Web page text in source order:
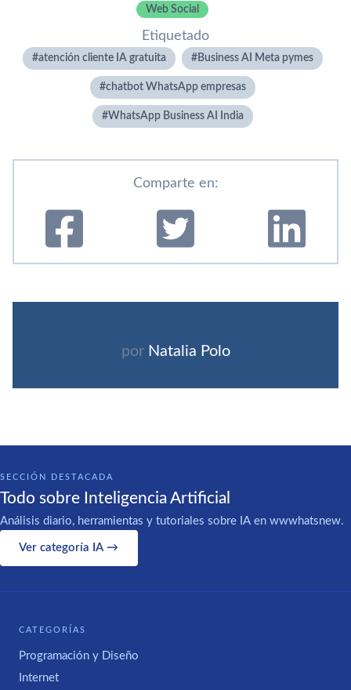
Web Social
Etiquetado
atención cliente IA gratuita Business AI Meta pymes
chatbot WhatsApp empresas
WhatsApp Business AI India
Comparte en:
por Natalia Polo
SECCIÓN DESTACADA
Todo sobre Inteligencia Artificial
Análisis diario, herramientas y tutoriales sobre IA en wwwhatsnew.
Ver categoría IA →
CATEGORÍAS
Programación y Diseño
Internet